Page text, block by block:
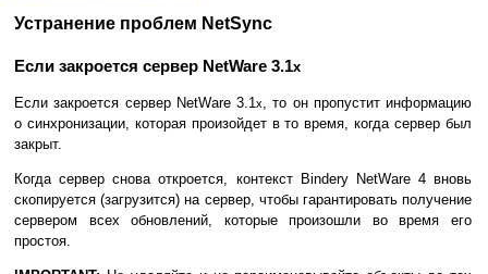
Устранение проблем NetSync
Если закроется сервер NetWare 3.1x
Если закроется сервер NetWare 3.1x, то он пропустит информацию
о синхронизации, которая произойдет в то время, когда сервер был
закрыт.
Когда сервер снова откроется, контекст Bindery NetWare 4 вновь
скопируется (загрузится) на сервер, чтобы гарантировать получение
сервером всех обновлений, которые произошли во время его
простоя.